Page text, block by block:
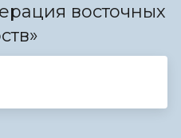
восточных